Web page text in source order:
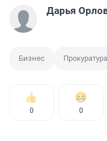
Дарья
Бизнес Прокуратура
0 0